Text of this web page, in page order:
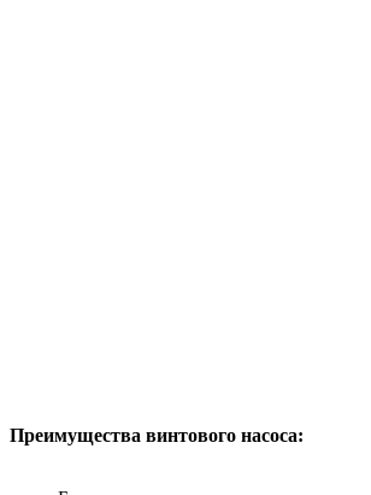
Преимущества винтового насоса: